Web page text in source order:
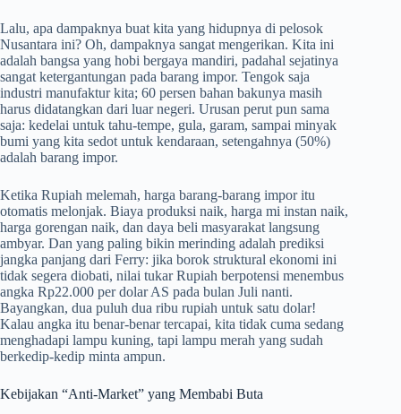
Lalu, apa dampaknya buat kita yang hidupnya di pelosok
Nusantara ini? Oh, dampaknya sangat mengerikan. Kita ini
adalah bangsa yang hobi bergaya mandiri, padahal sejatinya
sangat ketergantungan pada barang impor. Tengok saja
industri manufaktur kita; 60 persen bahan bakunya masih
harus didatangkan dari luar negeri. Urusan perut pun sama
saja: kedelai untuk tahu-tempe, gula, garam, sampai minyak
bumi yang kita sedot untuk kendaraan, setengahnya (50%)
adalah barang impor.
Ketika Rupiah melemah, harga barang-barang impor itu
otomatis melonjak. Biaya produksi naik, harga mi instan naik,
harga gorengan naik, dan daya beli masyarakat langsung
ambyar. Dan yang paling bikin merinding adalah prediksi
jangka panjang dari Ferry: jika borok struktural ekonomi ini
tidak segera diobati, nilai tukar Rupiah berpotensi menembus
angka Rp22.000 per dolar AS pada bulan Juli nanti.
Bayangkan, dua puluh dua ribu rupiah untuk satu dolar!
Kalau angka itu benar-benar tercapai, kita tidak cuma sedang
menghadapi lampu kuning, tapi lampu merah yang sudah
berkedip-kedip minta ampun.
Kebijakan “Anti-Market” yang Membabi Buta